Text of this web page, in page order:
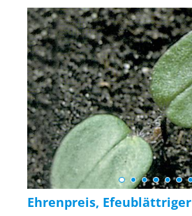
Ehrenpreis, Efeublättriger